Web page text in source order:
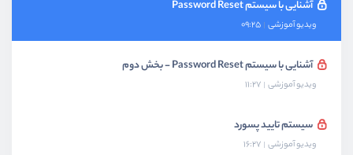
آشنایی با سیستم Password Reset
ویدیو آموزشی 09:25
آشنایی با سیستم Password Reset - بخش دوم
ویدیو آموزشی 11:27
سیستم تایید پسورد
ویدیو آموزشی 16:27